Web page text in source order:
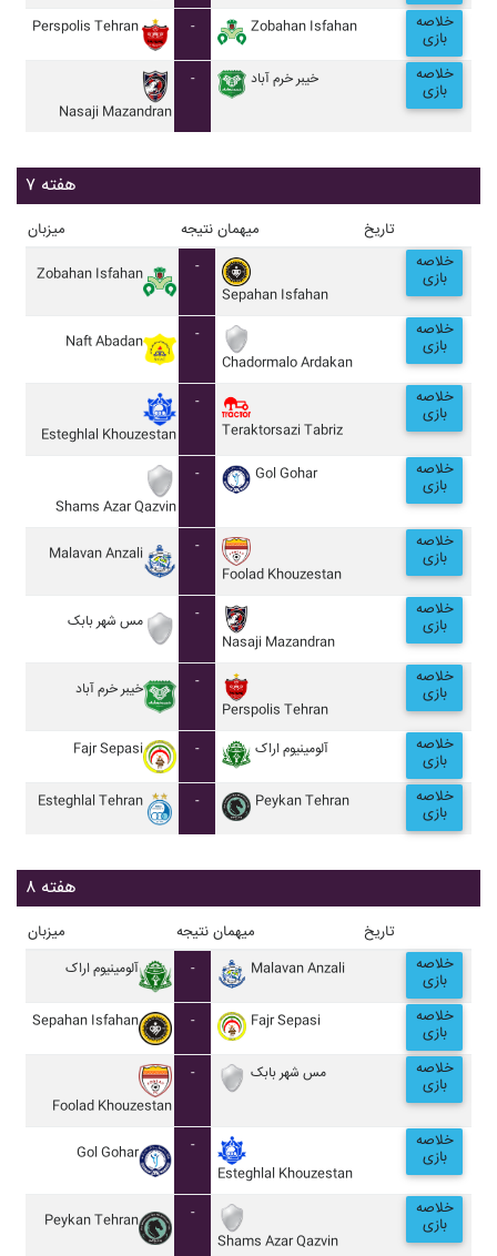
Perspolis Tehran - Zobahan Isfahan خلاصه
بازی
Nasaji Mazandran
- خيبر خرم آباد خلاصه
بازی
هفته ۷
میزبان نتیجه میهمان تاریخ
Zobahan Isfahan
-
Sepahan Isfahan
خلاصه
بازی
Naft Abadan
-
Chadormalo Ardakan
خلاصه
بازی
Esteghlal Khouzestan
-
Teraktorsazi Tabriz
خلاصه
بازی
Shams Azar Qazvin
- Gol Gohar خلاصه
بازی
Malavan Anzali
-
Foolad Khouzestan
خلاصه
بازی
مس شهر بابک
-
Nasaji Mazandran
خلاصه
بازی
خيبر خرم آباد
-
Perspolis Tehran
خلاصه
بازی
Fajr Sepasi - آلومينيوم اراک خلاصه
بازی
Esteghlal Tehran - Peykan Tehran خلاصه
بازی
هفته ۸
میزبان نتیجه میهمان تاریخ
آلومينيوم اراک - Malavan Anzali خلاصه
بازی
Sepahan Isfahan - Fajr Sepasi خلاصه
بازی
Foolad Khouzestan
- مس شهر بابک خلاصه
بازی
Gol Gohar
-
Esteghlal Khouzestan
خلاصه
بازی
Peykan Tehran
-
Shams Azar Qazvin
خلاصه
بازی